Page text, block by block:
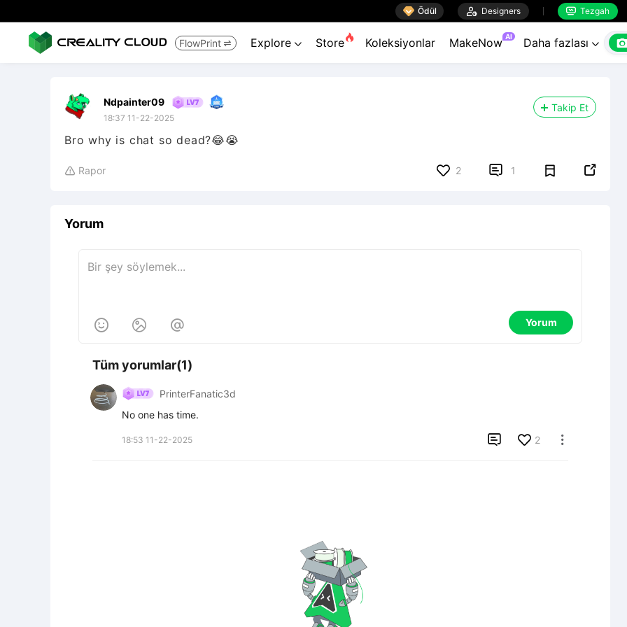
 Ödül  Designers  Tezgah
FlowPrint  Explore  Store Koleksiyonlar MakeNow AI Daha fazlası 
Ndpainter09
18:37 11-22-2025
Takip Et
Bro why is chat so dead?😂😭
 Rapor 2  1 
Yorum
   Yorum
Tüm yorumlar(1)
PrinterFanatic3d
No one has time.
18:53 11-22-2025  2 